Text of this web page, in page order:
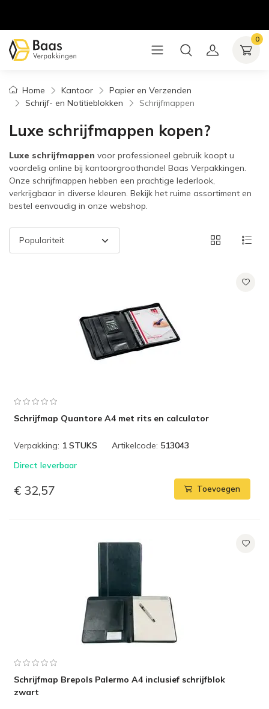
0
Home Kantoor
Papier en Verzenden
Schrijf- en Notitieblokken
Schrijfmappen
Luxe schrijfmappen kopen?
Luxe schrijfmappen voor professioneel gebruik koopt u
voordelig online bij kantoorgroothandel Baas Verpakkingen.
Onze schrijfmappen hebben een prachtige lederlook,
verkrijgbaar in diverse kleuren. Bekijk het ruime assortiment en
bestel eenvoudig in onze webshop.
Schrijfmap Quantore A4 met rits en calculator
Verpakking: 1 STUKS Artikelcode: 513043
Direct leverbaar
€ 32,57 Toevoegen
Schrijfmap Brepols Palermo A4 inclusief schrijfblok
zwart